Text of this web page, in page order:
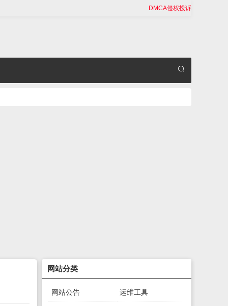
DMCA侵权投诉
网站分类
网站公告 运维工具